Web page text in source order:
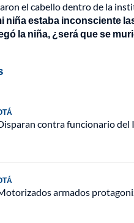
el cabello dentro de la
niña estaba inconsciente
la niña, ¿será que se
contra funcionario del
armados